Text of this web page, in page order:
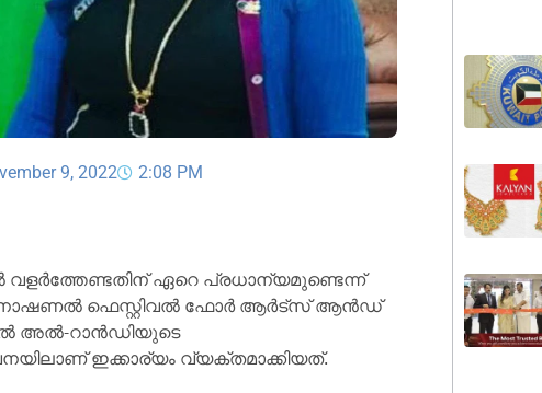
9, 2022
2:08 PM
ഏറെ പ്രധാന്യമുണ്ടെന്ന്
ഫെസ്റ്റിവൽ ഫോർ ആർട്‌സ് ആൻഡ്
അൽ-റാൻഡിയുടെ
ഇക്കാര്യം വ്യക്തമാക്കിയത്.